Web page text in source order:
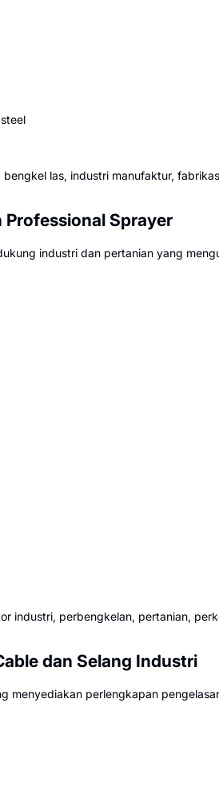
las, industri manufaktur,
Professional Sprayer
industri dan pertanian yang
industri, perbengkelan, pertanian,
dan Selang Industri
menyediakan perlengkapan